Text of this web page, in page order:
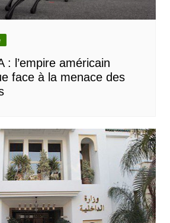
: l’empire américain
face à la menace des